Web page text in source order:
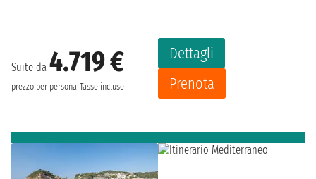
Suite da 4.719 €
prezzo per persona Tasse incluse
Dettagli
Prenota